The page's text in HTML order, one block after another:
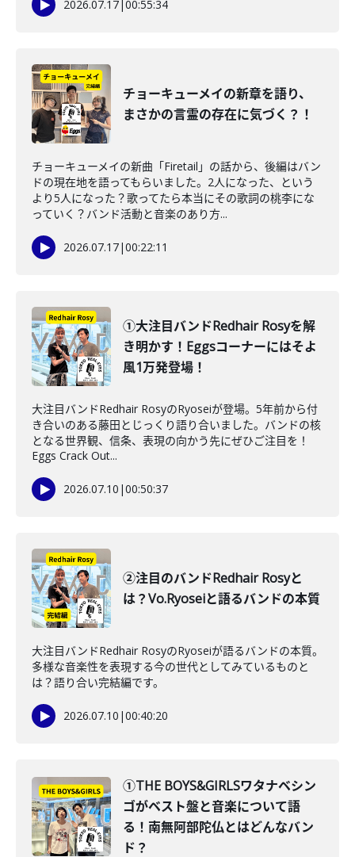
2026.07.17 00:55:34
チョーキューメイの新章を語り、
まさかの言霊の存在に気づく？！
チョーキューメイの新曲「Firetail」の話から、後編はバン
ドの現在地を語ってもらいました。2人になった、という
より5人になった？歌ってたら本当にその歌詞の桃李にな
っていく？バンド活動と音楽のあり方...
2026.07.17|00:22:11
①大注目バンドRedhair Rosyを解
き明かす！Eggsコーナーにはそよ
風1万発登場！
大注目バンドRedhair RosyのRyoseiが登場。5年前から付
き合いのある藤田とじっくり語り合いました。バンドの核
となる世界観、信条、表現の向かう先にぜひご注目を！
Eggs Crack Out...
2026.07.10 |00:50:37
②注目のバンドRedhair Rosyと
は？Vo.Ryoseiと語るバンドの本質
大注目バンドRedhair RosyのRyoseiが語るバンドの本質。
多様な音楽性を表現する今の世代としてみているものと
は？語り合い完結編です。
2026.07.10 |00:40:20
①THE BOYS&GIRLSワタナベシン
ゴがベスト盤と音楽について語
る！南無阿部陀仏とはどんなバン
ド？